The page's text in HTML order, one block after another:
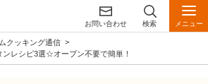
お問い合わせ 検索 メニュー
クッキング通信
レシピ3選☆オーブン不要で簡単！